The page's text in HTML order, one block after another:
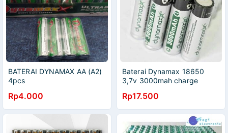
BATERAI DYNAMAX AA (A2)
4pcs
Rp4.000
Baterai Dynamax 18650
3,7v 3000mah charge
Rp17.500